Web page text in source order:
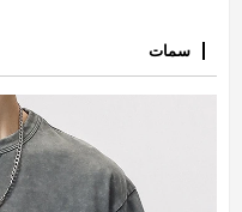
سمات